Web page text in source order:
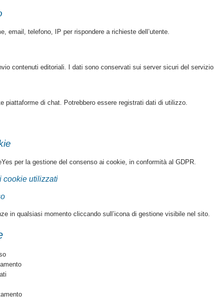
email, telefono, IP per rispondere a richieste dell’utente.
contenuti editoriali. I dati sono conservati sui server sicuri del servizio.
piattaforme di chat. Potrebbero essere registrati dati di utilizzo.
per la gestione del consenso ai cookie, in conformità al GDPR.
cookie utilizzati
in qualsiasi momento cliccando sull’icona di gestione visibile nel sito.